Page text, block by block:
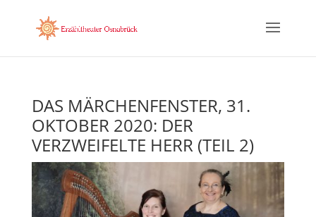
DAS MÄRCHENFENSTER, 31.
OKTOBER 2020: DER
VERZWEIFELTE HERR (TEIL 2)